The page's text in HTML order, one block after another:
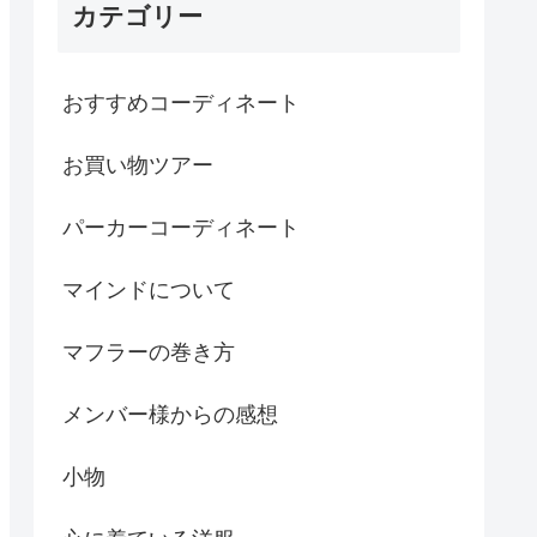
カテゴリー
おすすめコーディネート
お買い物ツアー
パーカーコーディネート
マインドについて
マフラーの巻き方
メンバー様からの感想
小物